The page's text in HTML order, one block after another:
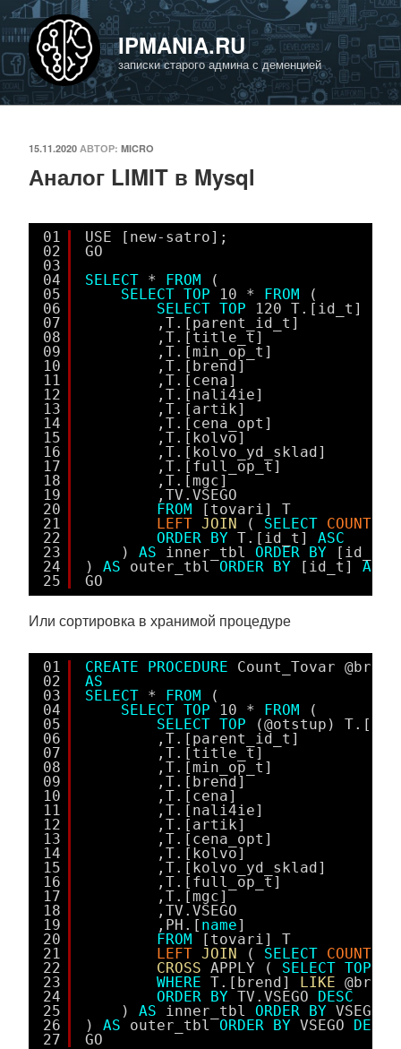
Перейти
к
содержимому
IPMANIA.RU
записки старого админа с деменцией
ОПУБЛИКОВАНО
15.11.2020 АВТОР: MICRO
Аналог LIMIT в Mysql
01
02
03
04
05
06
07
08
09
10
11
12
13
14
15
16
17
18
19
20
21
22
23
24
25
USE [new-satro];
GO
SELECT * FROM
(
SELECT TOP 10 * FROM
(
SELECT TOP
120 T.[id_t]
,T.[parent_id_t]
,T.[title_t]
,T.[min_op_t]
,T.[brend]
,T.[cena]
,T.[nali4ie]
,T.[artik]
,T.[cena_opt]
,T.[kolvo]
,T.[kolvo_yd_sklad]
,T.[full_op_t]
,T.[mgc]
,TV.VSEGO
FROM
[tovari] T
LEFT JOIN ( SELECT COUNT
ORDER
BY T.[id_t] ASC
) AS inner_tbl ORDER BY [id_t]
) AS outer_tbl ORDER BY [id_t] ASC
GO
Или сортировка в хранимой процедуре
01
02
03
04
05
06
07
08
09
10
11
12
13
14
15
16
17
18
19
20
21
22
23
24
25
26
27
CREATE PROCEDURE
Count_Tovar
AS
SELECT * FROM
(
SELECT TOP 10 * FROM
(
SELECT TOP
(@otstup)
,T.[parent_id_t]
,T.[title_t]
,T.[min_op_t]
,T.[brend]
,T.[cena]
,T.[nali4ie]
,T.[artik]
,T.[cena_opt]
,T.[kolvo]
,T.[kolvo_yd_sklad]
,T.[full_op_t]
,T.[mgc]
,TV.VSEGO
,PH.[ name]
FROM
[tovari] T
LEFT JOIN ( SELECT COUNT
CROSS APPLY ( SELECT TOP
WHERE T.[brend] LIKE
ORDER
BY TV.VSEGO DESC
) AS inner_tbl ORDER BY VSEGO
) AS outer_tbl ORDER BY VSEGO DESC
GO